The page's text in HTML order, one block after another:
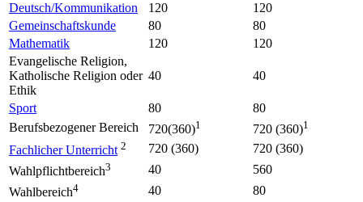
Deutsch/Kommunikation
120
120
Gemeinschaftskunde
80
80
Mathematik
120
120
Evangelische Religion,
Katholische Religion oder
Ethik
40 40
Sport 80
80
Berufsbezogener Bereich
720(360)1 720 (360)1
Fachlicher Unterricht 2 720 (360)
720 (360)
Wahlpflichtbereich3 40
560
Wahlbereich4 40 80